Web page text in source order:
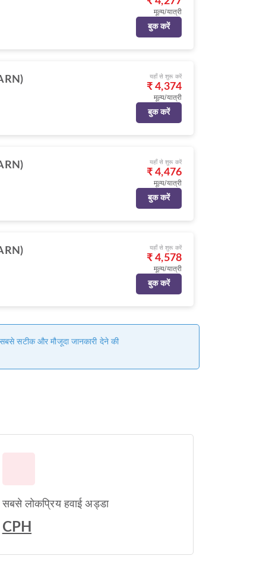
मूल्य/यात्री
बुक करें
यहाँ से शुरू करें
₹ 4,374
मूल्य/यात्री
बुक करें
यहाँ से शुरू करें
₹ 4,476
मूल्य/यात्री
बुक करें
यहाँ से शुरू करें
₹ 4,578
मूल्य/यात्री
बुक करें
सटीक और मौजूदा जानकारी देने की
सबसे लोकप्रिय हवाई अड्डा
CPH